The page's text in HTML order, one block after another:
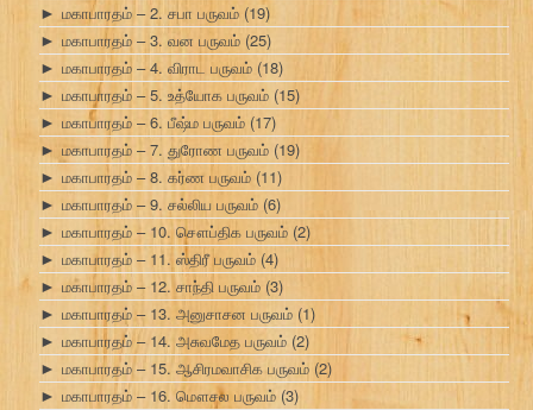
► மகாபாரதம் – 2. சபா பருவம் (19)
► மகாபாரதம் – 3. வன பருவம் (25)
► மகாபாரதம் – 4. விராட பருவம் (18)
► மகாபாரதம் – 5. உத்யோக பருவம் (15)
► மகாபாரதம் – 6. பீஷ்ம பருவம் (17)
► மகாபாரதம் – 7. துரோண பருவம் (19)
► மகாபாரதம் – 8. கர்ண பருவம் (11)
► மகாபாரதம் – 9. சல்லிய பருவம் (6)
► மகாபாரதம் – 10. சௌப்திக பருவம் (2)
► மகாபாரதம் – 11. ஸ்திரீ பருவம் (4)
► மகாபாரதம் – 12. சாந்தி பருவம் (3)
► மகாபாரதம் – 13. அனுசாசன பருவம் (1)
► மகாபாரதம் – 14. அசுவமேத பருவம் (2)
► மகாபாரதம் – 15. ஆசிரமவாசிக பருவம் (2)
► மகாபாரதம் – 16. மௌசல பருவம் (3)